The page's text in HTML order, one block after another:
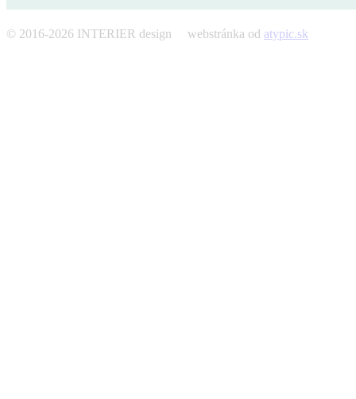
© 2016-2026 INTERIER design webstránka od atypic.sk